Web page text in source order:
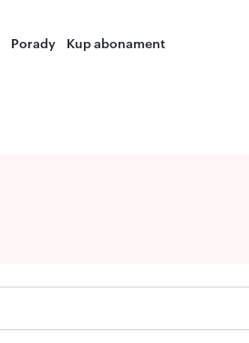
Porady Kup abonament